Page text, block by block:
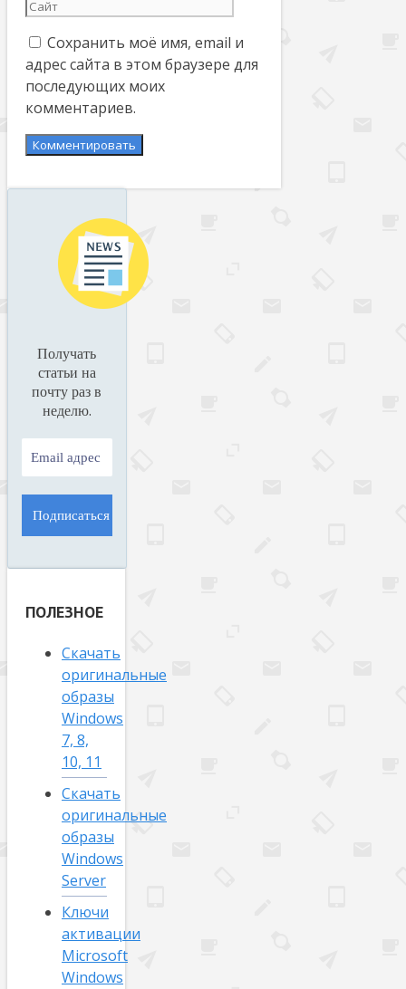
Сохранить моё имя, email и
адрес сайта в этом браузере для
последующих моих
комментариев.
Получать
статьи на
почту раз в
неделю.
ПОЛЕЗНОЕ
Скачать
оригинальные
образы
Windows
7, 8,
10, 11
Скачать
оригинальные
образы
Windows
Server
Ключи
активации
Microsoft
Windows